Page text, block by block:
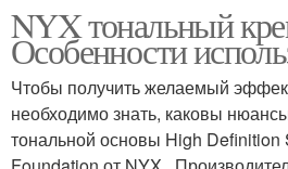
NYX тональный
Особенности
Чтобы получить желаемый
необходимо знать, каковы
тональной основы High Definition